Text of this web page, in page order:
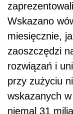
Wskazano
miesięcznie,
zaoszczędzi
rozwiązań i
przy zużyciu
wskazanych
niemal 31